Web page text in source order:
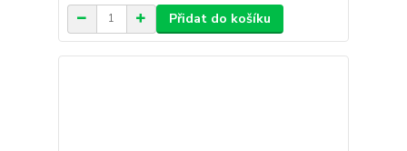
Přidat do košíku